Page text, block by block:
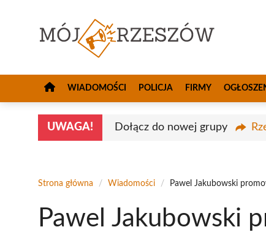
WIADOMOŚCI POLICJA FIRMY
UWAGA! Dołącz do nowej grupy
Strona główna / Wiadomości / Pawel Jakubowski
Pawel Jakubowski